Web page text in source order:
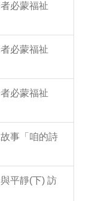
必蒙福祉
必蒙福祉
必蒙福祉
事「咱的詩
平靜(下) 訪